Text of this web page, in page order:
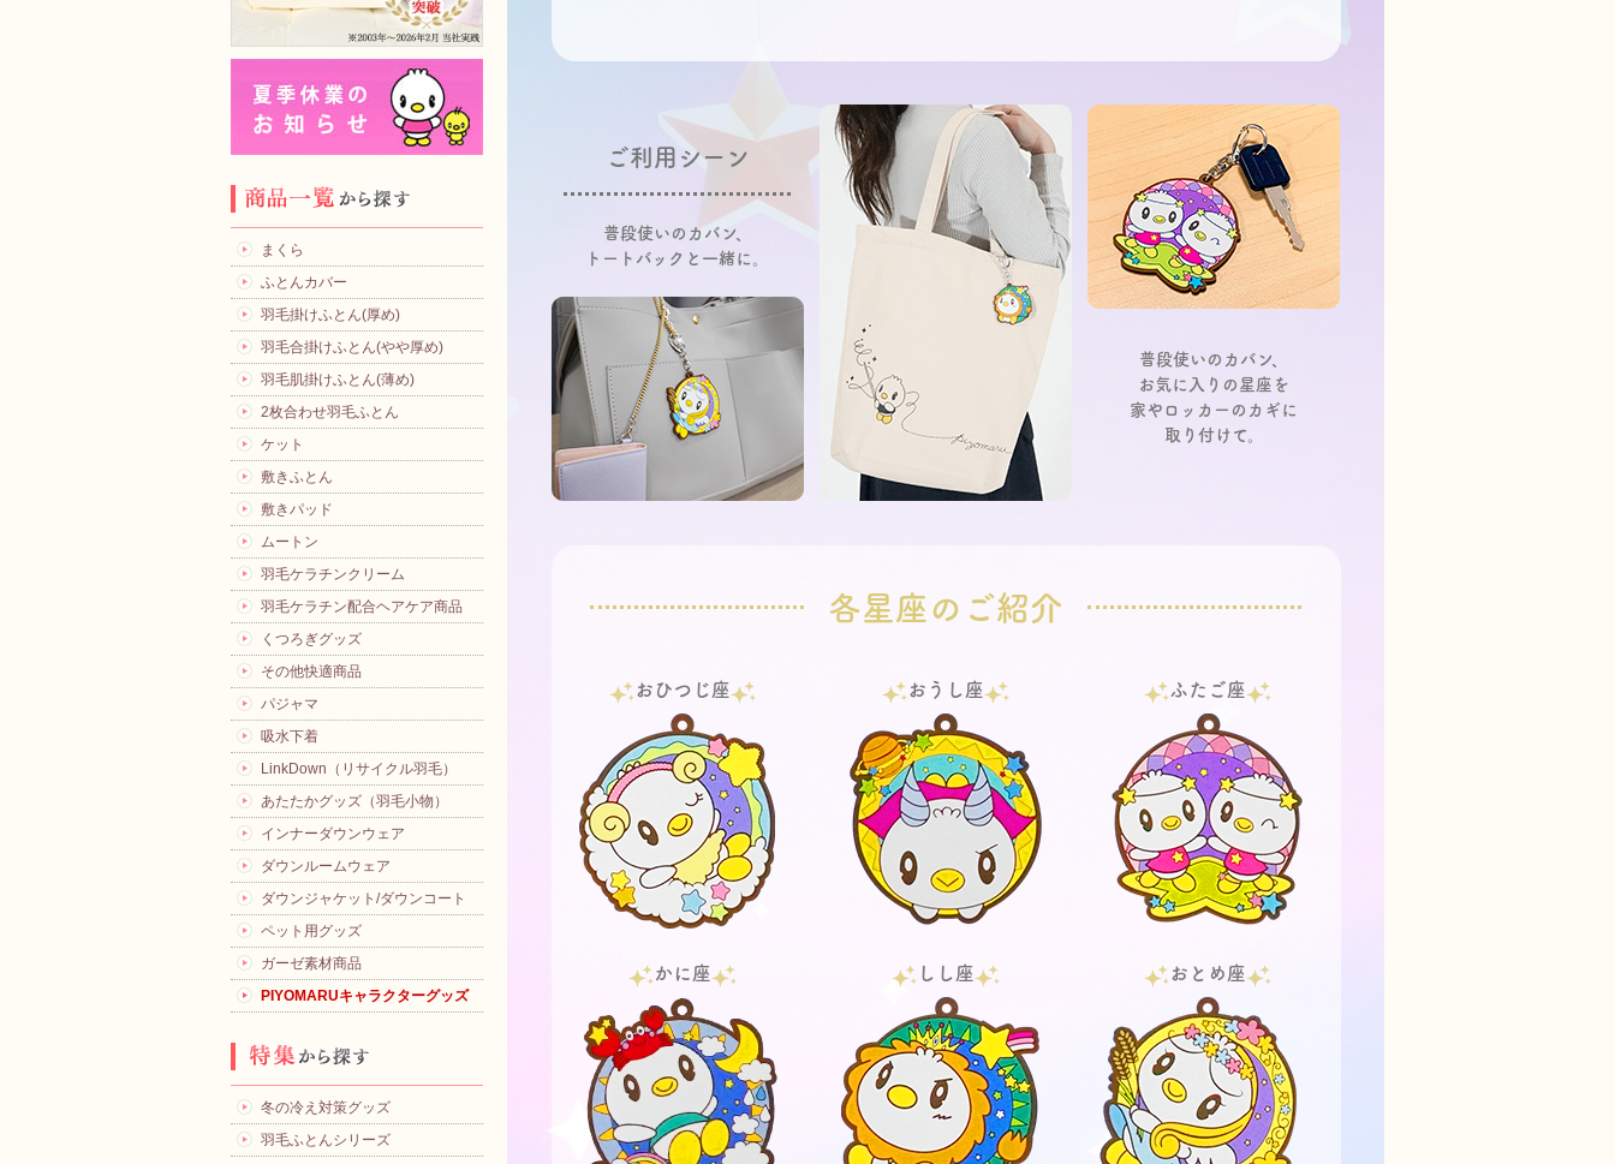
ご利用シーン
普段使いのカバン、
トートバックと一緒に。
普段使いのカバン、
お気に入りの星座を
家やロッカーのカギに
取り付けて。
各星座のご紹介
おひつじ座 おうし座 ふたご座
かに座 しし座 おとめ座
まくら
ふとんカバー
羽毛掛けふとん(厚め)
羽毛合掛けふとん(やや厚め)
羽毛肌掛けふとん(薄め)
2枚合わせ羽毛ふとん
ケット
敷きふとん
敷きパッド
ムートン
羽毛ケラチンクリーム
羽毛ケラチン配合ヘアケア商品
くつろぎグッズ
その他快適商品
パジャマ
吸水下着
LinkDown（リサイクル羽毛）
あたたかグッズ（羽毛小物）
インナーダウンウェア
ダウンルームウェア
ダウンジャケット/ダウンコート
ペット用グッズ
ガーゼ素材商品
PIYOMARUキャラクターグッズ
冬の冷え対策グッズ
羽毛ふとんシリーズ